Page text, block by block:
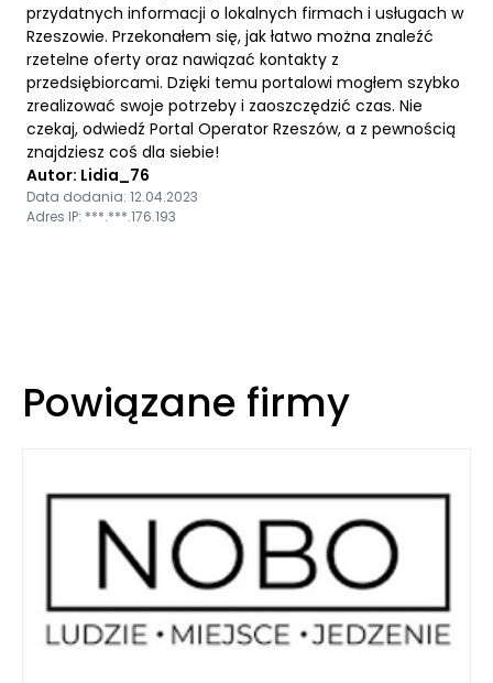
przydatnych informacji o lokalnych firmach i usługach w
Rzeszowie. Przekonałem się, jak łatwo można znaleźć
rzetelne oferty oraz nawiązać kontakty z
przedsiębiorcami. Dzięki temu portalowi mogłem szybko
zrealizować swoje potrzeby i zaoszczędzić czas. Nie
czekaj, odwiedź Portal Operator Rzeszów, a z pewnością
znajdziesz coś dla siebie!
Autor: Lidia_76
Data dodania: 12.04.2023
Adres IP: ***.***.176.193
Powiązane firmy